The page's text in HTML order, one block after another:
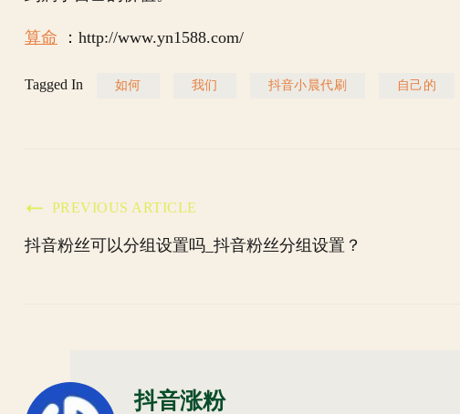
算命 ：http://www.yn1588.com/
Tagged In 如何 我们 抖音小晨代刷 自己的
Post
Navigation
PREVIOUS ARTICLE
抖音粉丝可以分组设置吗_抖音粉丝分组设置？
抖音涨粉